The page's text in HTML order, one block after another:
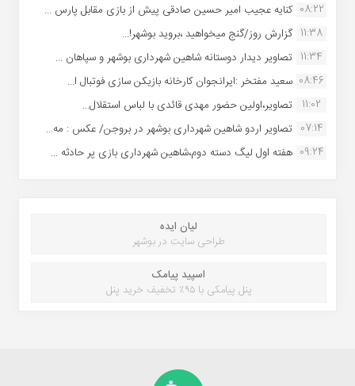
08:22 کنایه عجیب امیر حسین صادقی پیش از بازی مقابل پارس ...
11:38 گزارش روز/گنج میخواهید ،بروید بوشهر!...
11:34 تصاویر دیدار دوستانه شاهین شهردارى بوشهر و سپاهان ...
08:46 سعید مفتخر :ایرانجوان کارخانه بازیکن سازی فوتبال ا...
11:02
تصاویر،اولین حضور مهدی قائدی با لباس استقلال...
07:14 تصاویر اردو شاهین شهرداری بوشهر در بروجن/ عکس : مه...
09:24 هفته اول لیگ دسته دوم،شاهین شهرداری بازی پر حادثه ...
لیان ایده
طراحی سایت در بوشهر
اسپید پیامک
پنل پیامکی با ۹۵٪ تخفیف خرید پنل